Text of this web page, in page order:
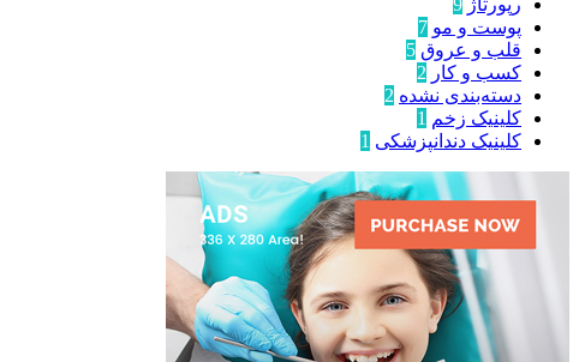
رپورتاژ 9
پوست و مو 7
قلب و عروق 5
کسب و کار 2
دسته‌بندی نشده 2
کلینیک زخم 1
کلینیک دندانپزشکی 1